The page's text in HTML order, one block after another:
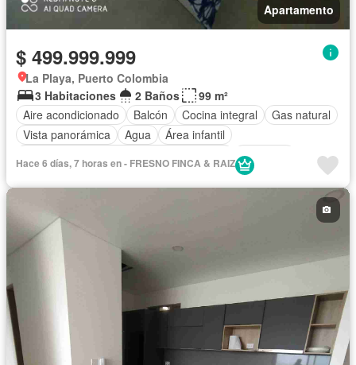
Apartamento
$ 499.999.999
La Playa, Puerto Colombia
3 Habitaciones
2 Baños
99 m²
Aire acondicionado
Balcón Cocina integral
Gas natural
Vista panorámica
Agua
Área infantil
Gimnasio
Seguridad privada
Caseta de vigilancia
Sin amoblar
Hace 6 días, 7 horas en - FRESNO FINCA & RAIZ